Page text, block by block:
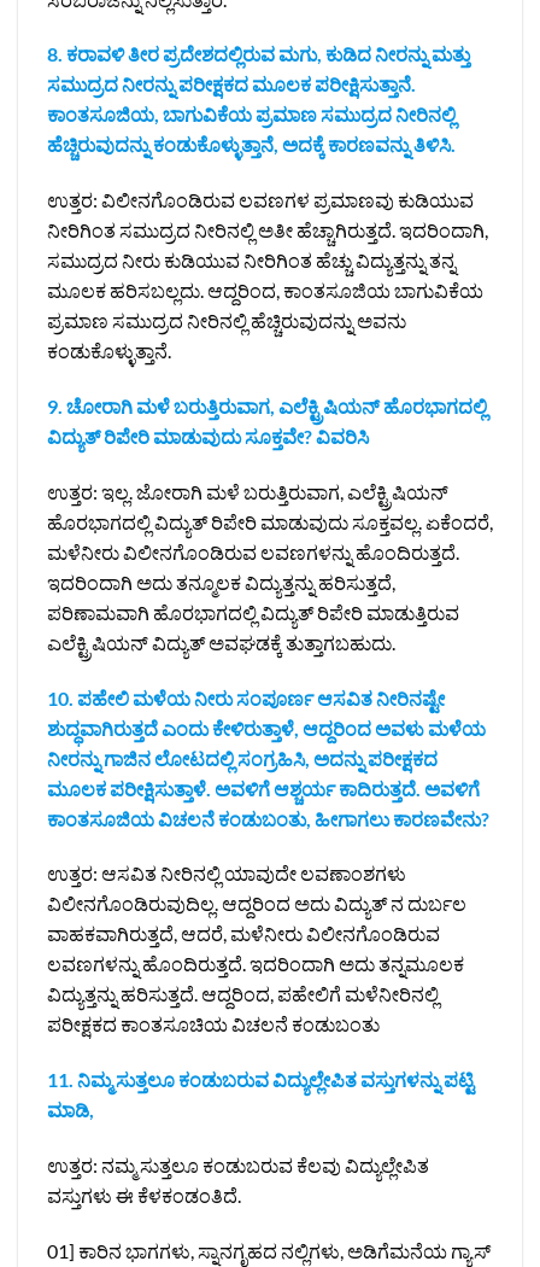
8. ಕರಾವಳಿ ತೀರ ಪ್ರದೇಶದಲ್ಲಿರುವ ಮಗು, ಕುಡಿದ ನೀರನ್ನು ಮತ್ತು
ಸಮುದ್ರದ ನೀರನ್ನು ಪರೀಕ್ಷಕದ ಮೂಲಕ ಪರೀಕ್ಷಿಸುತ್ತಾನೆ.
ಕಾಂತಸೂಜಿಯ, ಬಾಗುವಿಕೆಯ ಪ್ರಮಾಣ ಸಮುದ್ರದ ನೀರಿನಲ್ಲಿ
ಹೆಚ್ಚಿರುವುದನ್ನು ಕಂಡುಕೊಳ್ಳುತ್ತಾನೆ, ಅದಕ್ಕೆ ಕಾರಣವನ್ನು ತಿಳಿಸಿ.
ಉತ್ತರ: ವಿಲೀನಗೊಂಡಿರುವ ಲವಣಗಳ ಪ್ರಮಾಣವು ಕುಡಿಯುವ
ನೀರಿಗಿಂತ ಸಮುದ್ರದ ನೀರಿನಲ್ಲಿ ಅತೀ ಹೆಚ್ಚಾಗಿರುತ್ತದೆ. ಇದರಿಂದಾಗಿ,
ಸಮುದ್ರದ ನೀರು ಕುಡಿಯುವ ನೀರಿಗಿಂತ ಹೆಚ್ಚು ವಿದ್ಯುತ್ತನ್ನು ತನ್ನ
ಮೂಲಕ ಹರಿಸಬಲ್ಲದು. ಆದ್ದರಿಂದ, ಕಾಂತಸೂಜಿಯ ಬಾಗುವಿಕೆಯ
ಪ್ರಮಾಣ ಸಮುದ್ರದ ನೀರಿನಲ್ಲಿ ಹೆಚ್ಚಿರುವುದನ್ನು ಅವನು
ಕಂಡುಕೊಳ್ಳುತ್ತಾನೆ.
9. ಚೋರಾಗಿ ಮಳೆ ಬರುತ್ತಿರುವಾಗ, ಎಲೆಕ್ಟ್ರಿಷಿಯನ್ ಹೊರಭಾಗದಲ್ಲಿ
ವಿದ್ಯುತ್ ರಿಪೇರಿ ಮಾಡುವುದು ಸೂಕ್ತವೇ? ವಿವರಿಸಿ ‌
ಉತ್ತರ: ಇಲ್ಲ. ಜೋರಾಗಿ ಮಳೆ ಬರುತ್ತಿರುವಾಗ, ಎಲೆಕ್ಟ್ರಿಷಿಯನ್
ಹೊರಭಾಗದಲ್ಲಿ ವಿದ್ಯುತ್‌ ರಿಪೇರಿ ಮಾಡುವುದು ಸೂಕ್ತವಲ್ಲ. ಏಕೆಂದರೆ,
ಮಳೆನೀರು ವಿಲೀನಗೊಂಡಿರುವ ಲವಣಗಳನ್ನು ಹೊಂದಿರುತ್ತದೆ.
ಇದರಿಂದಾಗಿ ಅದು ತನ್ಮೂಲಕ ವಿದ್ಯುತ್ತನ್ನು ಹರಿಸುತ್ತದೆ,
ಪರಿಣಾಮವಾಗಿ ಹೊರಭಾಗದಲ್ಲಿ ವಿದ್ಯುತ್ ರಿಪೇರಿ ಮಾಡುತ್ತಿರುವ
ಎಲೆಕ್ಟ್ರಿಷಿಯನ್ ವಿದ್ಯುತ್‌ ಅವಘಡಕ್ಕೆ ತುತ್ತಾಗಬಹುದು.
10. ಪಹೇಲಿ ಮಳೆಯ ನೀರು ಸಂಪೂರ್ಣ ಆಸವಿತ ನೀರಿನಷ್ಟೇ
ಶುದ್ಧವಾಗಿರುತ್ತದೆ ಎಂದು ಕೇಳಿರುತ್ತಾಳೆ, ಆದ್ದರಿಂದ ಅವಳು ಮಳೆಯ
ನೀರನ್ನು ಗಾಜಿನ ಲೋಟದಲ್ಲಿ ಸಂಗ್ರಹಿಸಿ, ಅದನ್ನು ಪರೀಕ್ಷಕದ
ಮೂಲಕ ಪರೀಕ್ಷಿಸುತ್ತಾಳೆ. ಅವಳಿಗೆ ಆಶ್ಚರ್ಯ ಕಾದಿರುತ್ತದೆ. ಅವಳಿಗೆ
ಕಾಂತಸೂಜಿಯ ವಿಚಲನೆ ಕಂಡುಬಂತು, ಹೀಗಾಗಲು ಕಾರಣವೇನು?
ಉತ್ತರ: ಆಸವಿತ ನೀರಿನಲ್ಲಿ ಯಾವುದೇ ಲವಣಾಂಶಗಳು
ವಿಲೀನಗೊಂಡಿರುವುದಿಲ್ಲ. ಆದ್ದರಿಂದ ಅದು ವಿದ್ಯುತ್‌ ನ ದುರ್ಬಲ
ವಾಹಕವಾಗಿರುತ್ತದೆ, ಆದರೆ, ಮಳೆನೀರು ವಿಲೀನಗೊಂಡಿರುವ
ಲವಣಗಳನ್ನು ಹೊಂದಿರುತ್ತದೆ. ಇದರಿಂದಾಗಿ ಅದು ತನ್ನಮೂಲಕ
ವಿದ್ಯುತ್ತನ್ನು ಹರಿಸುತ್ತದೆ. ಆದ್ದರಿಂದ, ಪಹೇಲಿಗೆ ಮಳೆನೀರಿನಲ್ಲಿ
ಪರೀಕ್ಷಕದ ಕಾಂತಸೂಚಿಯ ವಿಚಲನೆ ಕಂಡುಬಂತು
11. ನಿಮ್ಮ ಸುತ್ತಲೂ ಕಂಡುಬರುವ ವಿದ್ಯುಲ್ಲೇಪಿತ ವಸ್ತುಗಳನ್ನು ಪಟ್ಟಿ
ಮಾಡಿ,
ಉತ್ತರ: ನಮ್ಮ ಸುತ್ತಲೂ ಕಂಡುಬರುವ ಕೆಲವು ವಿದ್ಯುಲ್ಲೇಪಿತ
ವಸ್ತುಗಳು ಈ ಕೆಳಕಂಡಂತಿದೆ.
01] ಕಾರಿನ ಭಾಗಗಳು, ಸ್ನಾನಗೃಹದ ನಲ್ಲಿಗಳು, ಅಡಿಗೆಮನೆಯ ಗ್ಯಾಸ್